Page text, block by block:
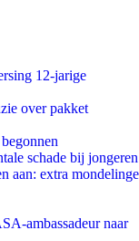
12-jarige
over pakket
schade bij jongeren
aan: extra mondelinge
ambassadeur naar